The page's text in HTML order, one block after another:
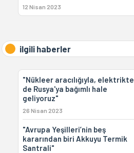
12 Nisan 2023
ilgili haberler
"Nükleer aracılığıyla, elektrikte
de Rusya'ya bağımlı hale
geliyoruz"
26 Nisan 2023
"Avrupa Yeşilleri’nin beş
kararından biri Akkuyu Termik
Santrali"